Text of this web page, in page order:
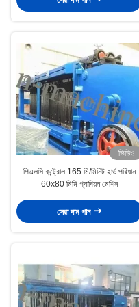
ভিডিও
পিএলসি কন্ট্রোল 165 মি/মিনিট হার্ড পরিধান
60x80 মিমি গ্যাবিয়ন মেশিন
সেরা দাম পান